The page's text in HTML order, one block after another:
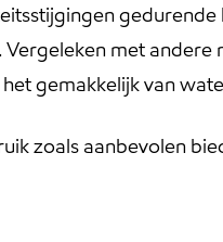
Vergeleken met
gemakkelijk van
zoals aanbevolen